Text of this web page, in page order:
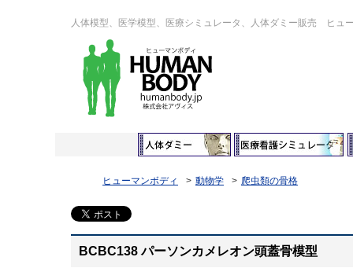
人体模型、医学模型、医療シミュレータ、人体ダミー販売 ヒュ
ヒューマンボディ 動物学 爬虫類の骨格
BCBC138 パーソンカメレオン頭蓋骨模型